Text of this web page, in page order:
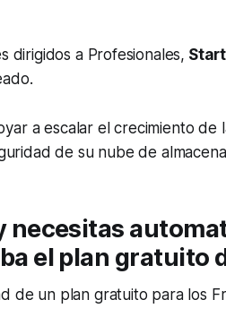
dirigidos a Profesionales,
a escalar el crecimiento de
de su nube de
necesitas
el plan gratuito
de un plan gratuito para los